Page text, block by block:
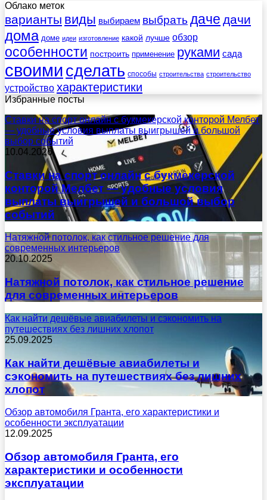
Облако меток
варианты виды выбираем выбрать даче дачи
дома доме идеи изготовление какой лучше обзор
особенности построить применение руками сада
своими сделать способы строительства строительство
устройство характеристики
Избранные посты
Ставки на спорт онлайн с букмекерской конторой Мелбет
— удобные условия выплаты выигрышей и большой
выбор событий
10.04.2026
Ставки на спорт онлайн с букмекерской
конторой Мелбет — удобные условия
выплаты выигрышей и большой выбор
событий
Натяжной потолок, как стильное решение для
современных интерьеров
20.10.2025
Натяжной потолок, как стильное решение
для современных интерьеров
Как найти дешёвые авиабилеты и сэкономить на
путешествиях без лишних хлопот
25.09.2025
Как найти дешёвые авиабилеты и
сэкономить на путешествиях без лишних
хлопот
Обзор автомобиля Гранта, его характеристики и
особенности эксплуатации
12.09.2025
Обзор автомобиля Гранта, его
характеристики и особенности
эксплуатации